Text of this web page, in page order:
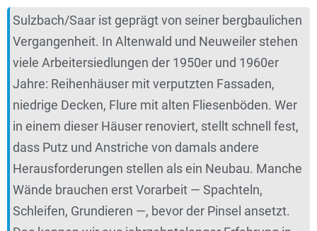
Sulzbach/Saar ist geprägt von seiner bergbaulichen
Vergangenheit. In Altenwald und Neuweiler stehen
viele Arbeitersiedlungen der 1950er und 1960er
Jahre: Reihenhäuser mit verputzten Fassaden,
niedrige Decken, Flure mit alten Fliesenböden. Wer
in einem dieser Häuser renoviert, stellt schnell fest,
dass Putz und Anstriche von damals andere
Herausforderungen stellen als ein Neubau. Manche
Wände brauchen erst Vorarbeit — Spachteln,
Schleifen, Grundieren —, bevor der Pinsel ansetzt.